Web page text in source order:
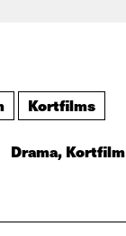
Kortfilms
Drama, Kortfilm